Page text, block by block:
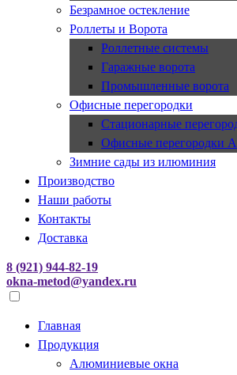
Безрамное остекление
Роллеты и Ворота
Роллетные системы
Гаражные ворота
Промышленные ворота
Офисные перегородки
Стационарные
Офисные перегородки
Зимние сады из илюминия
Производство
Наши работы
Контакты
Доставка
8 (921) 944-82-19
okna-metod@yandex.ru
Главная
Продукция
Алюминиевые окна